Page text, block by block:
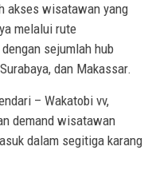
akses wisatawan yang
melalui rute
sejumlah hub
dan Makassar.
– Wakatobi vv,
demand wisatawan
dalam segitiga karang